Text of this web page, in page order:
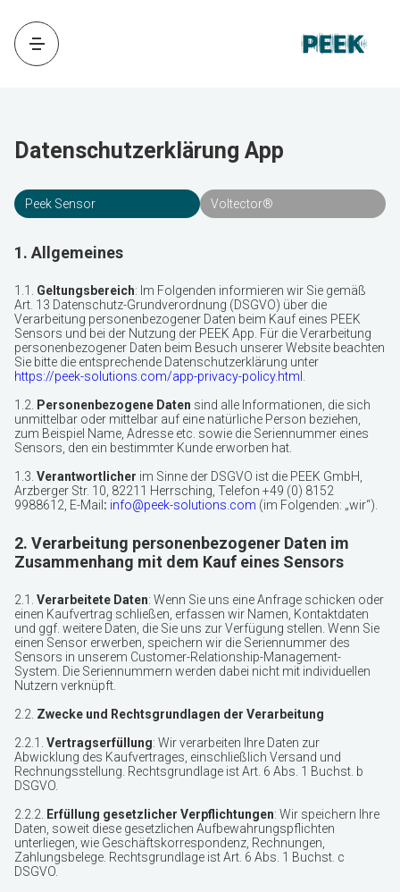
Datenschutzerklärung App
Peek Sensor Voltector®
1. Allgemeines
1.1. Geltungsbereich: Im Folgenden informieren wir Sie gemäß
Art. 13 Datenschutz-Grundverordnung (DSGVO) über die
Verarbeitung personenbezogener Daten beim Kauf eines PEEK
Sensors und bei der Nutzung der PEEK App. Für die Verarbeitung
personenbezogener Daten beim Besuch unserer Website beachten
Sie bitte die entsprechende Datenschutzerklärung unter
https://peek-solutions.com/app-privacy-policy.html
1.2.
Personenbezogene Daten sind alle Informationen, die sich
unmittelbar oder mittelbar auf eine natürliche Person beziehen,
zum Beispiel Name, Adresse etc. sowie die Seriennummer eines
Sensors, den ein bestimmter Kunde erworben hat.
1.3. Verantwortlicher im Sinne der DSGVO ist die PEEK GmbH,
Arzberger Str. 10, 82211 Herrsching, Telefon +49 (0) 8152
9988612, E-Mail : info@peek-solutions.com (im Folgenden: „wir“).
2. Verarbeitung personenbezogener Daten im
Zusammenhang mit dem Kauf eines Sensors
2.1. Verarbeitete Daten: Wenn Sie uns eine Anfrage schicken oder
einen Kaufvertrag schließen, erfassen wir Namen, Kontaktdaten
und ggf. weitere Daten, die Sie uns zur Verfügung stellen. Wenn Sie
einen Sensor erwerben, speichern wir die Seriennummer des
Sensors in unserem Customer-Relationship-Management-
System. Die Seriennummern werden dabei nicht mit individuellen
Nutzern verknüpft.
2.2. Zwecke und Rechtsgrundlagen der Verarbeitung
2.2.1. Vertragserfüllung: Wir verarbeiten Ihre Daten zur
Abwicklung des Kaufvertrages, einschließlich Versand und
Rechnungsstellung. Rechtsgrundlage ist Art. 6 Abs. 1 Buchst. b
DSGVO.
2.2.2.
Erfüllung gesetzlicher Verpflichtungen: Wir speichern Ihre
Daten, soweit diese gesetzlichen Aufbewahrungspflichten
unterliegen, wie Geschäftskorrespondenz, Rechnungen,
Zahlungsbelege. Rechtsgrundlage ist Art. 6 Abs. 1 Buchst. c
DSGVO.